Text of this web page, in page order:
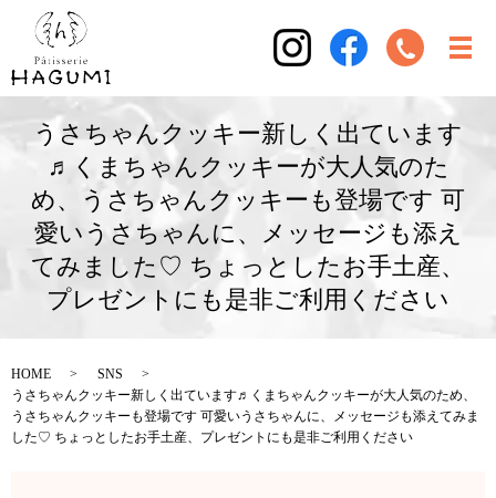
うさちゃんクッキー新しく出ています
♬くまちゃんクッキーが大人気のた
め、うさちゃんクッキーも登場です 可
愛いうさちゃんに、メッセージも添え
てみました♡ ちょっとしたお手土産、
プレゼントにも是非ご利用ください
HOME
SNS
うさちゃんクッキー新しく出ています♬くまちゃんクッキーが大人気のため、
うさちゃんクッキーも登場です 可愛いうさちゃんに、メッセージも添えてみま
した♡ ちょっとしたお手土産、プレゼントにも是非ご利用ください